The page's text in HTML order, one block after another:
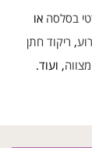
בסלסה או
, ריקוד חתן
, ועוד.